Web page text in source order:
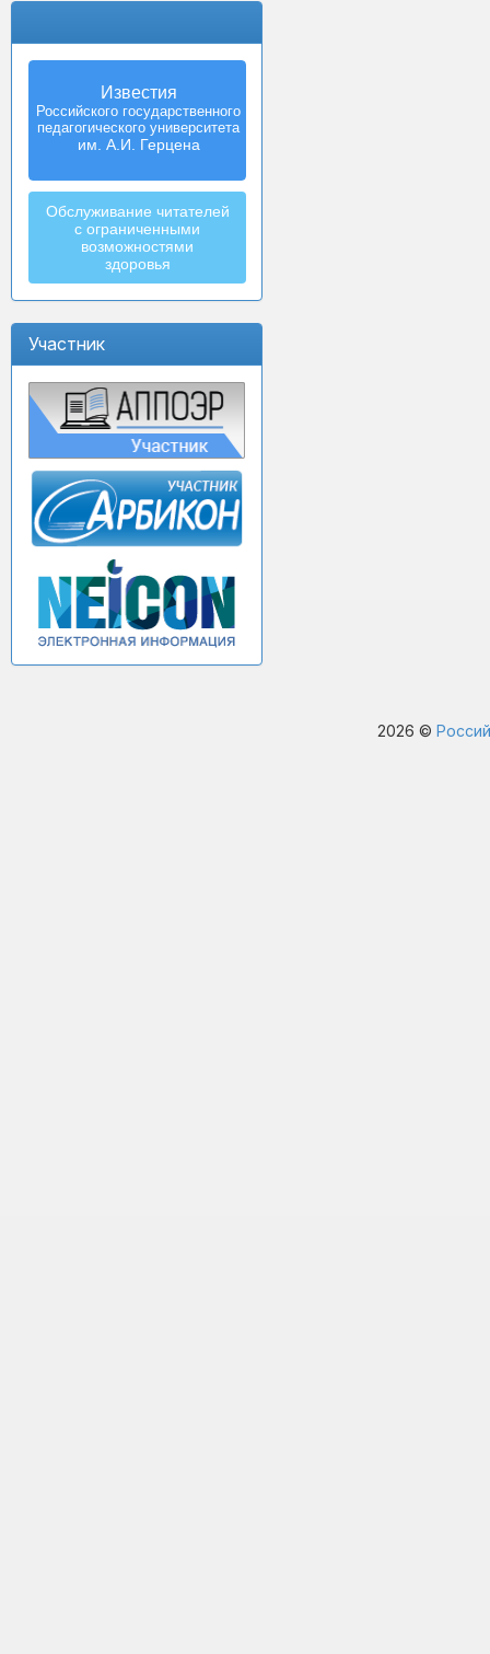
Известия
Российского государственного
педагогического университета
им. А.И. Герцена
Izvestia:
Herzen University
Journal of
Humanities & Sciences
Обслуживание читателей
с ограниченными
возможностями
здоровья
Участник
2026 ©